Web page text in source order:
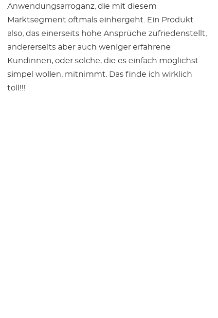
Anwendungsarroganz, die mit diesem
Marktsegment oftmals einhergeht. Ein Produkt
also, das einerseits hohe Ansprüche zufriedenstellt,
andererseits aber auch weniger erfahrene
Kundinnen, oder solche, die es einfach möglichst
simpel wollen, mitnimmt. Das finde ich wirklich
toll!!!